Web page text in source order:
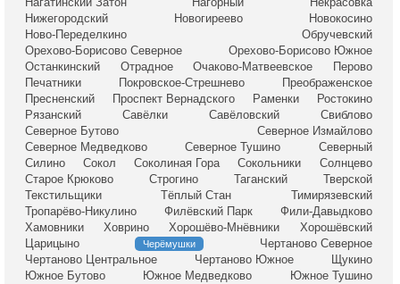
Нижегородский
Новогиреево
Новокосино
Ново-Переделкино
Обручевский
Орехово-Борисово Северное
Орехово-Борисово Южное
Останкинский
Отрадное Очаково-Матвеевское
Перово
Печатники
Покровское-Стрешнево
Преображенское
Пресненский
Проспект Вернадского Раменки
Ростокино
Рязанский
Савёлки Савёловский
Свиблово
Северное Бутово
Северное Измайлово
Северное Медведково
Северное Тушино
Северный
Силино
Сокол Соколиная Гора Сокольники
Солнцево
Старое Крюково
Строгино Таганский
Тверской
Текстильщики
Тёплый Стан
Тимирязевский
Тропарёво-Никулино
Филёвский Парк
Фили-Давыдково
Хамовники
Ховрино Хорошёво-Мнёвники
Хорошёвский
Царицыно
Черёмушки
Чертаново Северное
Чертаново Центральное
Чертаново Южное
Щукино
Южное Бутово
Южное Медведково
Южное Тушино